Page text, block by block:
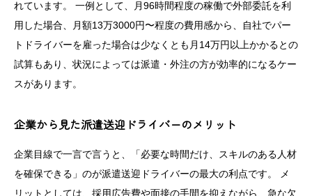
れています。 一例として、月96時間程度の稼働で外部委託を利
用した場合、月額13万3000円〜程度の費用感から、自社でパー
トドライバーを雇った場合は少なくとも月14万円以上かかるとの
試算もあり、状況によっては派遣・外注の方が効率的になるケー
スがあります。
企業から見た派遣送迎ドライバーのメリット
企業目線で一言で言うと、「必要な時間だけ、スキルのある人材
を確保できる」のが派遣送迎ドライバーの最大の利点です。 メ
リットとしては、採用広告費や面接の手間を抑えながら、急な欠